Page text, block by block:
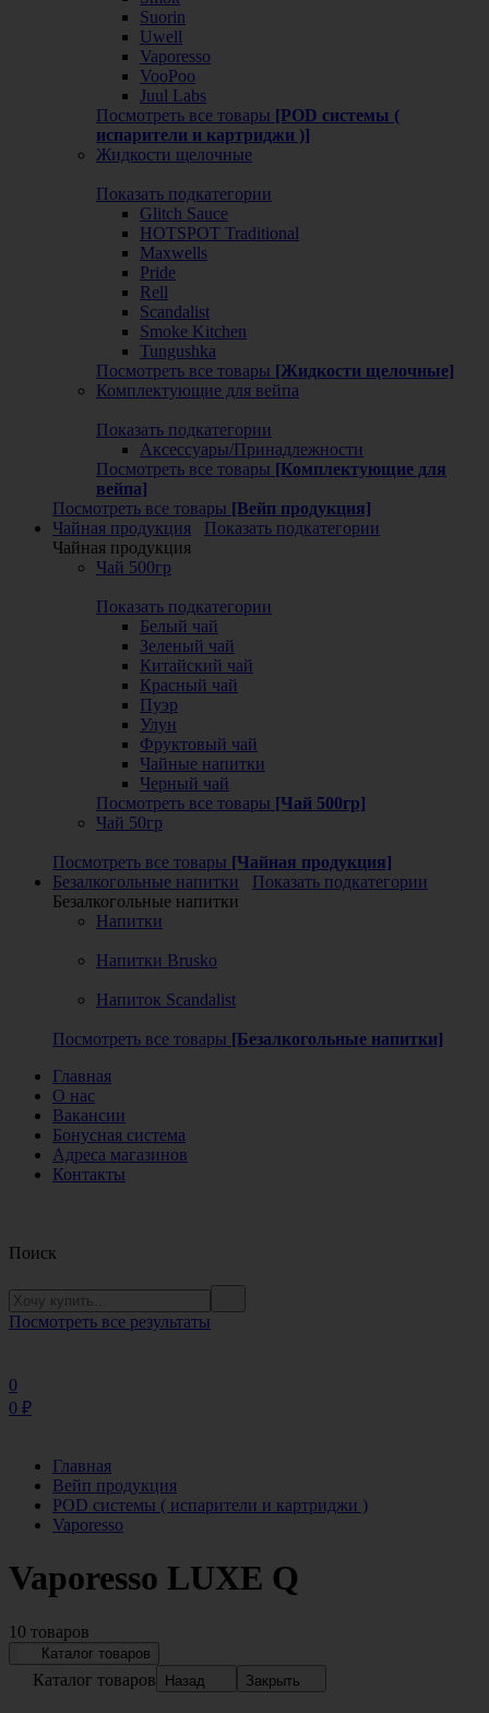
Suorin
Uwell
Vaporesso
VooPoo
Juul Labs
Посмотреть все товары [POD системы (
испарители и картриджи )]
Жидкости щелочные
Показать подкатегории
Glitch Sauce
HOTSPOT Traditional
Maxwells
Pride
Rell
Scandalist
Smoke Kitchen
Tungushka
Посмотреть все товары [Жидкости щелочные]
Комплектующие для вейпа
Показать подкатегории
Аксессуары/Принадлежности
Посмотреть все товары [Комплектующие для
вейпа]
Посмотреть все товары [Вейп продукция]
Чайная продукция
Показать подкатегории
Чайная продукция
Чай 500гр
Показать подкатегории
Белый чай
Зеленый чай
Китайский чай
Красный чай
Пуэр
Улун
Фруктовый чай
Чайные напитки
Черный чай
Посмотреть все товары [Чай 500гр]
Чай 50гр
Посмотреть все товары [Чайная продукция]
Безалкогольные напитки
Показать подкатегории
Безалкогольные напитки
Напитки
Напитки Brusko
Напиток Scandalist
Посмотреть все товары [Безалкогольные напитки]
Главная
О нас
Вакансии
Бонусная система
Адреса магазинов
Контакты
Поиск
Посмотреть все результаты
0
0 ₽
Главная
Вейп продукция
POD системы ( испарители и картриджи )
Vaporesso
Vaporesso LUXE Q
10 товаров
Каталог товаров
Каталог товаров Назад Закрыть